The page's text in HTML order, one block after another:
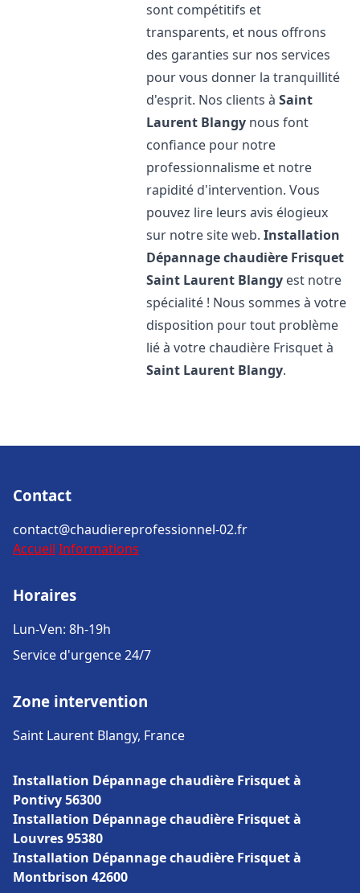
sont compétitifs et
transparents, et nous offrons
des garanties sur nos services
pour vous donner la tranquillité
d'esprit. Nos clients àSaint
Laurent Blangy nous font
confiance pour notre
professionnalisme et notre
rapidité d'intervention. Vous
pouvez lire leurs avis élogieux
sur notre site web.Installation
Dépannage chaudière Frisquet
Saint Laurent Blangy est notre
spécialité ! Nous sommes à votre
disposition pour tout problème
lié à votre chaudière Frisquet à
Saint Laurent Blangy.
Contact
contact@chaudiereprofessionnel-02.fr
Accueil Informations
Horaires
Lun-Ven: 8h-19h
Service d'urgence 24/7
Zone intervention
Saint Laurent Blangy, France
Installation Dépannage chaudière Frisquet à
Pontivy 56300
Installation Dépannage chaudière Frisquet à
Louvres 95380
Installation Dépannage chaudière Frisquet à
Montbrison 42600